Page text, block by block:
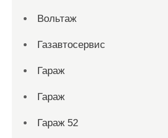
Вольтаж
Газавтосервис
Гараж
Гараж
Гараж 52